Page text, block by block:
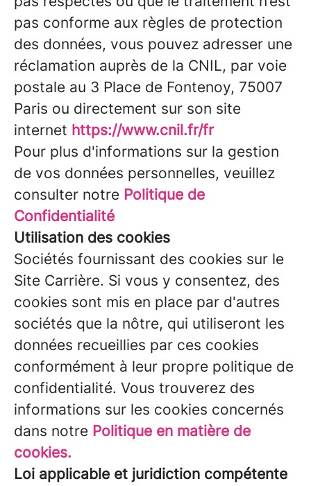
pas conforme aux règles de protection
des données, vous pouvez adresser une
réclamation auprès de la CNIL, par voie
postale au 3 Place de Fontenoy, 75007
Paris ou directement sur son site
internet https://www.cnil.fr/fr
Pour plus d'informations sur la gestion
de vos données personnelles, veuillez
consulter notre Politique de
Confidentialité
Utilisation des cookies
Sociétés fournissant des cookies sur le
Site Carrière. Si vous y consentez, des
cookies sont mis en place par d'autres
sociétés que la nôtre, qui utiliseront les
données recueillies par ces cookies
conformément à leur propre politique de
confidentialité. Vous trouverez des
informations sur les cookies concernés
dans notre Politique en matière de
cookies.
Loi applicable et juridiction compétente